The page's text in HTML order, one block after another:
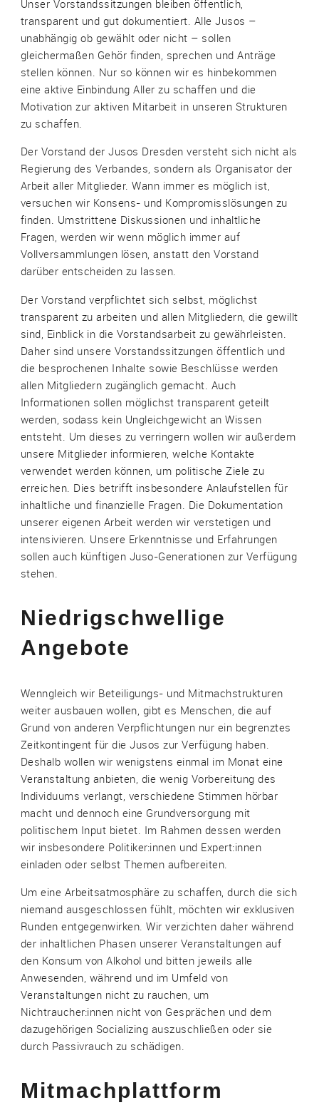
Unser Vorstandssitzungen bleiben öffentlich,
transparent und gut dokumentiert. Alle Jusos –
unabhängig ob gewählt oder nicht – sollen
gleichermaßen Gehör finden, sprechen und Anträge
stellen können. Nur so können wir es hinbekommen
eine aktive Einbindung Aller zu schaffen und die
Motivation zur aktiven Mitarbeit in unseren Strukturen
zu schaffen.
Der Vorstand der Jusos Dresden versteht sich nicht als
Regierung des Verbandes, sondern als Organisator der
Arbeit aller Mitglieder. Wann immer es möglich ist,
versuchen wir Konsens- und Kompromisslösungen zu
finden. Umstrittene Diskussionen und inhaltliche
Fragen, werden wir wenn möglich immer auf
Vollversammlungen lösen, anstatt den Vorstand
darüber entscheiden zu lassen.
Der Vorstand verpflichtet sich selbst, möglichst
transparent zu arbeiten und allen Mitgliedern, die gewillt
sind, Einblick in die Vorstandsarbeit zu gewährleisten.
Daher sind unsere Vorstandssitzungen öffentlich und
die besprochenen Inhalte sowie Beschlüsse werden
allen Mitgliedern zugänglich gemacht. Auch
Informationen sollen möglichst transparent geteilt
werden, sodass kein Ungleichgewicht an Wissen
entsteht. Um dieses zu verringern wollen wir außerdem
unsere Mitglieder informieren, welche Kontakte
verwendet werden können, um politische Ziele zu
erreichen. Dies betrifft insbesondere Anlaufstellen für
inhaltliche und finanzielle Fragen. Die Dokumentation
unserer eigenen Arbeit werden wir verstetigen und
intensivieren. Unsere Erkenntnisse und Erfahrungen
sollen auch künftigen Juso-Generationen zur Verfügung
stehen.
Niedrigschwellige
Angebote
Wenngleich wir Beteiligungs- und Mitmachstrukturen
weiter ausbauen wollen, gibt es Menschen, die auf
Grund von anderen Verpflichtungen nur ein begrenztes
Zeitkontingent für die Jusos zur Verfügung haben.
Deshalb wollen wir wenigstens einmal im Monat eine
Veranstaltung anbieten, die wenig Vorbereitung des
Individuums verlangt, verschiedene Stimmen hörbar
macht und dennoch eine Grundversorgung mit
politischem Input bietet. Im Rahmen dessen werden
wir insbesondere Politiker:innen und Expert:innen
einladen oder selbst Themen aufbereiten.
Um eine Arbeitsatmosphäre zu schaffen, durch die sich
niemand ausgeschlossen fühlt, möchten wir exklusiven
Runden entgegenwirken. Wir verzichten daher während
der inhaltlichen Phasen unserer Veranstaltungen auf
den Konsum von Alkohol und bitten jeweils alle
Anwesenden, während und im Umfeld von
Veranstaltungen nicht zu rauchen, um
Nichtraucher:innen nicht von Gesprächen und dem
dazugehörigen Socializing auszuschließen oder sie
durch Passivrauch zu schädigen.
Mitmachplattform